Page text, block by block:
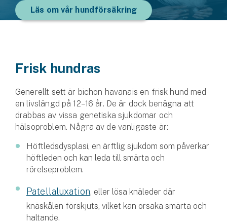
Läs om vår hundförsäkring
Frisk hundras
Generellt sett är bichon havanais en frisk hund med
en livslängd på 12–16 år. De är dock benägna att
drabbas av vissa genetiska sjukdomar och
hälsoproblem. Några av de vanligaste är:
Höftledsdysplasi, en ärftlig sjukdom som påverkar
höftleden och kan leda till smärta och
rörelseproblem.
Patellaluxation, eller lösa knäleder där
knäskålen förskjuts, vilket kan orsaka smärta och
haltande.